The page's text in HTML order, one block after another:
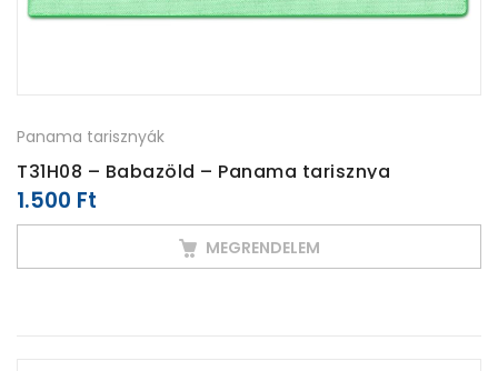
Panama tarisznyák
T31H08 – Babazöld – Panama tarisznya
1.500 Ft
MEGRENDELEM